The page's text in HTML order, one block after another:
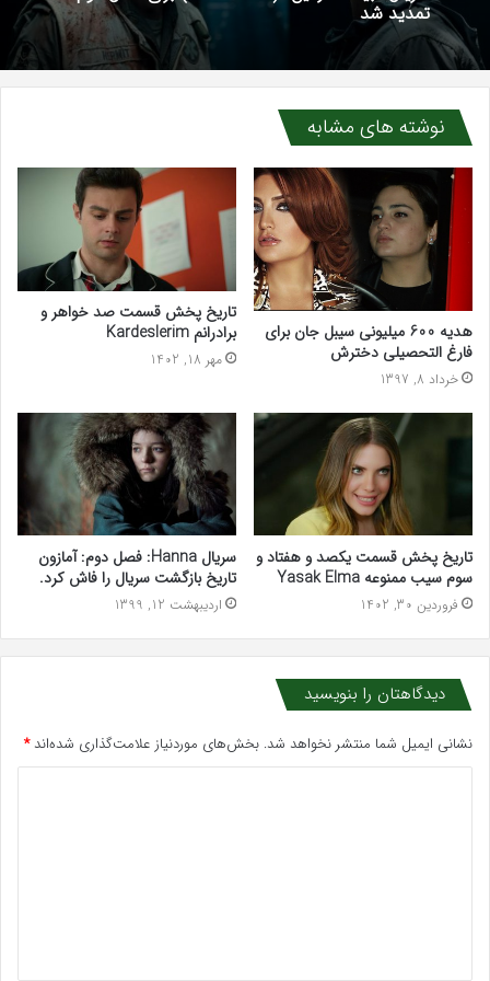
تمدید شد
نوشته های مشابه
هدیه 600 میلیونی سیبل جان برای
فارغ التحصیلی دخترش
خرداد 8, 1397
تاریخ پخش قسمت صد خواهر و
برادرانم Kardeslerim
مهر 18, 1402
تاریخ پخش قسمت یکصد و هفتاد و
سوم سیب ممنوعه Yasak Elma
فروردین 30, 1402
سریال Hanna: فصل دوم: آمازون
تاریخ بازگشت سریال را فاش کرد.
اردیبهشت 12, 1399
دیدگاهتان را بنویسید
نشانی ایمیل شما منتشر نخواهد شد. بخش‌های موردنیاز علامت‌گذاری شده‌اند*